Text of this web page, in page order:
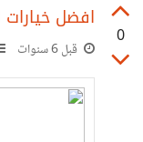
حجم الخط
أعجبكم ولم
0
افضل
قبل 6 سنوات